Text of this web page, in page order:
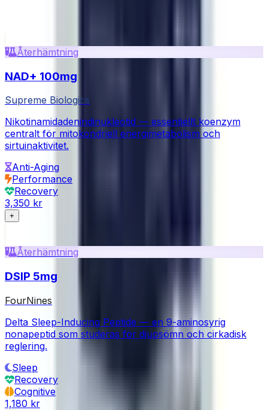
Återhämtning
NAD+ 100mg
Supreme Biologics
Nikotinamidadenindinukleotid — essentiellt koenzym
centralt för mitokondriell energimetabolism och
sirtuinaktivitet.
Anti-Aging
Performance
Recovery
3,350 kr
+
Återhämtning
DSIP 5mg
FourNines
Delta Sleep-Inducing Peptide — en 9-aminosyrig
nonapeptid som studeras för djupsömn och cirkadisk
reglering.
Sleep
Recovery
Cognitive
1,180 kr